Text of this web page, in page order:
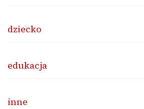
dziecko
edukacja
inne